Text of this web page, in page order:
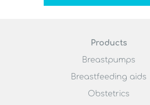
Products
Breastpumps
Breastfeeding aids
Obstetrics